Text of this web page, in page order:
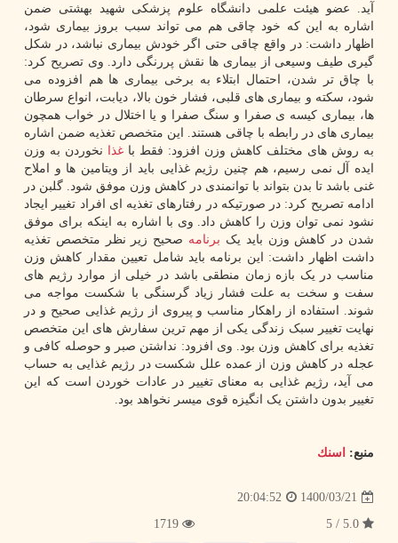
آید. عضو هیئت علمی دانشگاه علوم پزشکی شهید بهشتی ضمن
اشاره به این که خود چاقی هم می تواند سبب بروز بیماری شود،
اظهار داشت: در واقع چاقی حتی اگر خودش بیماری نباشد، در شکل
گیری طیف وسیعی از بیماری ها نقش پررنگی دارد. وی تصریح کرد:
با چاق تر شدن، احتمال ابتلاء به برخی بیماری ها هم افزوده می
شود، سکته و بیماری های قلبی، فشار خون بالا، دیابت، انواع سرطان
ها، بیماری کیسه ی صفرا و سنگ صفرا و یا اختلال در خواب همچون
بیماری های در رابطه با چاقی هستند. این متخصص تغذیه ضمن اشاره
به روش های مختلف کاهش وزن افزود: فقط با غذا نخوردن به وزن
ایده آل نمی رسیم، هم چنین رژیم غذایی باید از ویتامین ها و املاح
غنی باشد تا بدن بتواند با توانمندی در کاهش وزن موفق شود. گلبن در
ادامه تصریح کرد: در صورتیکه در رفتارهای تغذیه ای افراد تغییر ایجاد
نشود نمی توان وزن را کاهش داد. وی با اشاره به اینکه برای موفق
شدن در کاهش وزن باید یک برنامه صحیح زیر نظر متخصص تغذیه
داشت اظهار داشت: این برنامه باید شامل تعیین مقدار کاهش وزن
مناسب در یک بازه زمان منطقی باشد در خیلی از موارد رژیم های
سفت و سخت به علت فشار زیاد گرسنگی با شکست مواجه می
شوند. استفاده از راهکار مناسب و پیروی از رژیم غذایی صحیح و در
نهایت تغییر سبک زندگی یکی از مهم ترین سفارش های این متخصص
تغذیه برای کاهش وزن بود. وی افزود: نداشتن صبر و حوصله کافی و
عجله در کاهش وزن از عمده علل شکست در رژیم غذایی به حساب
می آید، رژیم غذایی به معنای تغییر در عادات خوردن است که این
تغییر بدون داشتن یک انگیزه قوی میسر نخواهد بود.
منبع: اسنك
1400/03/21
20:04:52